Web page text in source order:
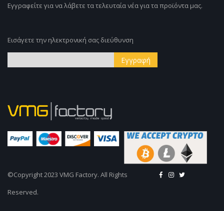
Εγγραφείτε για να λάβετε τα τελευταία νέα για τα προϊόντα μας.
Εισάγετε την ηλεκτρονική σας διεύθυνση
Δελτίο:
Εγγραφή
©Copyright 2023 VMG Factory. All Rights
Reserved.